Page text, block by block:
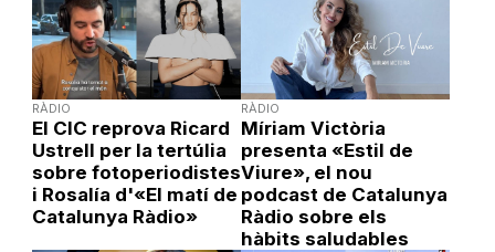
RÀDIO
El CIC reprova Ricard
Ustrell per la tertúlia
sobre fotoperiodistes
i Rosalía d'«El matí de
Catalunya Ràdio»
RÀDIO
Míriam Victòria
presenta «Estil de
Viure», el nou
podcast de Catalunya
Ràdio sobre els
hàbits saludables